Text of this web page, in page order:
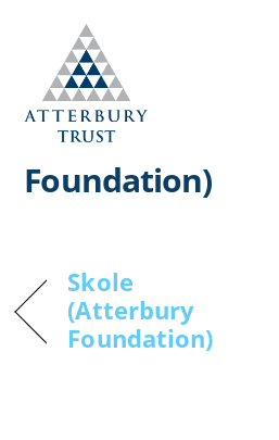
content
Leerders
Foundation)
Skole
(Atterbury
Foundation)